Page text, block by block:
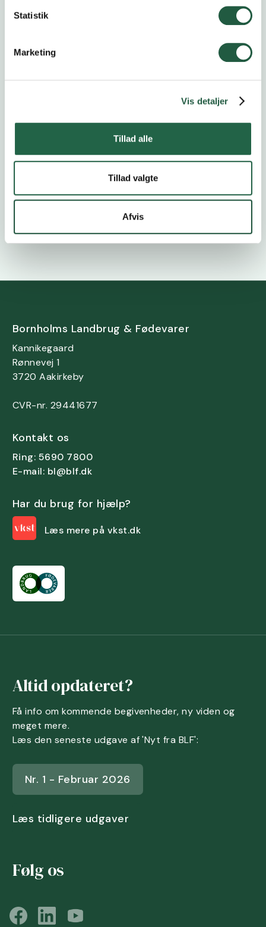
Statistik
Marketing
Vis detaljer
Tillad alle
Tillad valgte
Afvis
24.10.2026
4.11.2026 Delegeretmøde
Se alle begivenheder
Bornholms Landbrug & Fødevarer
Kannikegaard
Rønnevej 1
3720 Aakirkeby
CVR-nr. 29441677
Kontakt os
Ring: 5690 7800
E-mail: bl@blf.dk
Har du brug for hjælp?
Læs mere på vkst.dk
Altid opdateret?
Få info om kommende begivenheder, ny viden og
meget mere.
Læs den seneste udgave af 'Nyt fra BLF':
Nr. 1 - Februar 2026
Læs tidligere udgaver
Følg os